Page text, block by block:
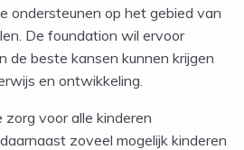
ondersteunen op het gebied van
De foundation wil ervoor
de beste kansen kunnen krijgen
en ontwikkeling.
voor alle kinderen
zoveel mogelijk kinderen